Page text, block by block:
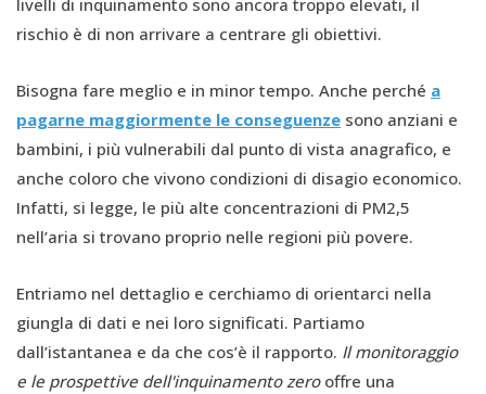
livelli di inquinamento sono ancora troppo elevati, il
rischio è di non arrivare a centrare gli obiettivi.
Bisogna fare meglio e in minor tempo. Anche perché a
pagarne maggiormente le conseguenze sono anziani e
bambini, i più vulnerabili dal punto di vista anagrafico, e
anche coloro che vivono condizioni di disagio economico.
Infatti, si legge, le più alte concentrazioni di PM2,5
nell’aria si trovano proprio nelle regioni più povere.
Entriamo nel dettaglio e cerchiamo di orientarci nella
giungla di dati e nei loro significati. Partiamo
dall’istantanea e da che cos’è il rapporto. Il monitoraggio
e le prospettive dell'inquinamento zerooffre una